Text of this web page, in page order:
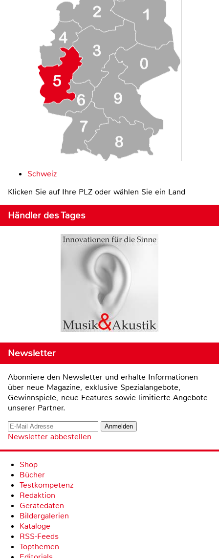
Schweiz
Klicken Sie auf Ihre PLZ oder wählen Sie ein Land
Händler des Tages
Newsletter
Abonniere den Newsletter und erhalte Informationen
über neue Magazine, exklusive Spezialangebote,
Gewinnspiele, neue Features sowie limitierte Angebote
unserer Partner.
Newsletter abbestellen
Shop
Bücher
Testkompetenz
Redaktion
Gerätedaten
Bildergalerien
Kataloge
RSS-Feeds
Topthemen